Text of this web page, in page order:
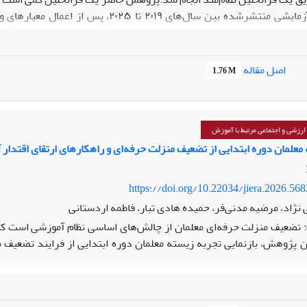
تجربی و شبه‌آزمایشی منتشرشده بین
قابل توجه مشاهده شد. تحلیل زیرگروهی تفاوت‌هایی در اندازه
آزمون‌های سوگیری انتشار شواهد قاطعی از وجود سوگیری نشان نداد و
بر پروژه می‌تواند به‌عنوان رویکردی اثربخش برای ارتقای تفکر انتقادی
اصل مقاله 1.76 M
و اجتماعی مرتبط با آموزش
معلمان دوره ابتدایی از تضعیف منزلت حرفه‌ای و راهکارهای ارتقای
https://doi.org/10.22034/
نژاد، مرضیه مدنی‌فر، حمیده هادی تبار، فاطمه اردستانی
منزلت حرفه‌ای معلمان از چالش‌های اساسی نظام آموزشی است
بازنمایی تجربه زیسته معلمان دوره ابتدایی از فرایند
و با تنوع حداکثری انتخاب شدند. داده‌ها از طریق مصاحبه‌های